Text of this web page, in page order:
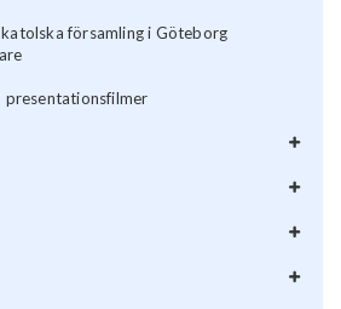
katolska församling i Göteborg
presentationsfilmer